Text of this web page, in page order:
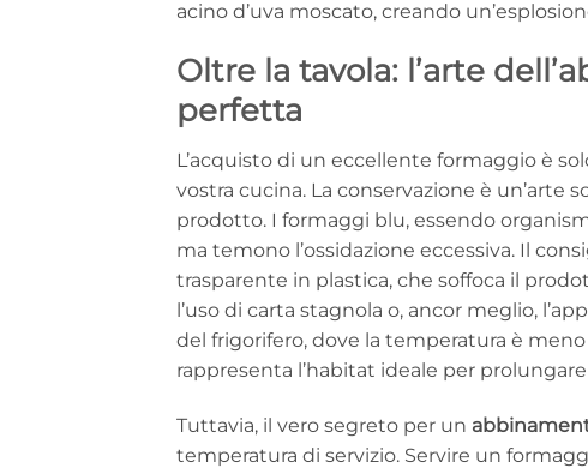
acino d’uva moscato, creando
Oltre la tavola: l’arte
perfetta
L’acquisto di un eccellente formaggio è
vostra cucina. La conservazione è
prodotto. I formaggi blu, essendo
ma temono l’ossidazione eccessiva. Il
trasparente in plastica, che soffoca il
l’uso di carta stagnola o, ancor meglio,
del frigorifero, dove la temperatura è
rappresenta l’habitat ideale per
Tuttavia, il vero segreto per un
temperatura di servizio. Servire un